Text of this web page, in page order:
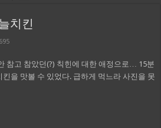
치킨
참고 참았던(?) 칙힌에 대한 애정으로… 15분
을 맛볼 수 있었다. 급하게 먹느라 사진을 못